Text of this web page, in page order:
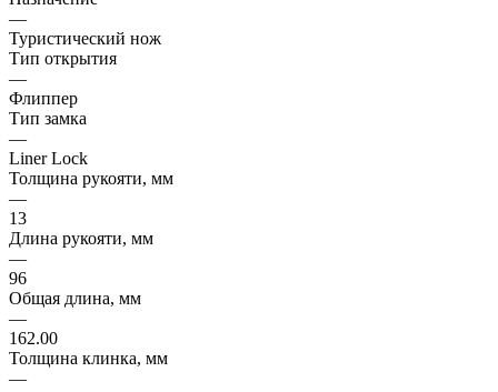
—
Туристический нож
Тип открытия
—
Флиппер
Тип замка
—
Liner Lock
Толщина рукояти, мм
—
13
Длина рукояти, мм
—
96
Общая длина, мм
—
162.00
Толщина клинка, мм
—